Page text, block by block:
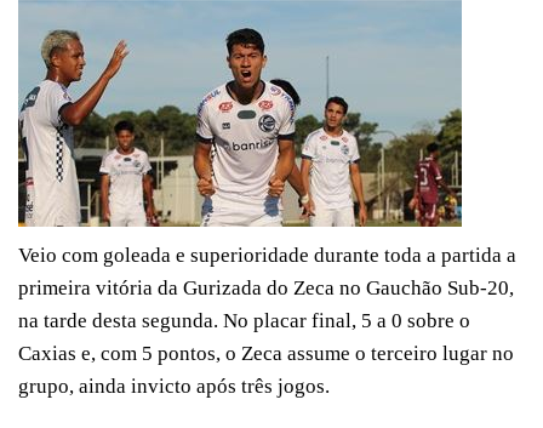
Veio com goleada e superioridade durante toda a partida a
primeira vitória da Gurizada do Zeca no Gauchão Sub-20,
na tarde desta segunda. No placar final, 5 a 0 sobre o
Caxias e, com 5 pontos, o Zeca assume o terceiro lugar no
grupo, ainda invicto após três jogos.